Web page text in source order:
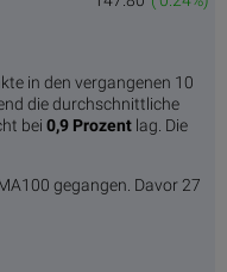
in den vergangenen 10
die durchschnittliche
bei 0,9 Prozent lag. Die
gegangen. Davor 27